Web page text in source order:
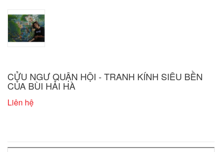
CỬU NGƯ QUẬN HỘI - TRANH KÍNH SIÊU BỀN
CỦA BÙI HẢI HÀ
Liên hệ